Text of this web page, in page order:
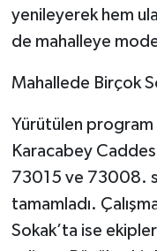
yenileyerek hem
de mahalleye
Mahallede Birçok
Yürütülen program
Karacabey
73015 ve 73008.
tamamladı.
Sokak’ta ise